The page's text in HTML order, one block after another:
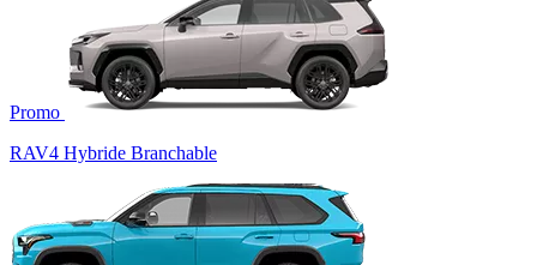
Promo
RAV4 Hybride Branchable